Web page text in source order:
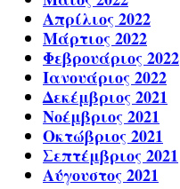
Απρίλιος 2022
Μάρτιος 2022
Φεβρουάριος 2022
Ιανουάριος 2022
Δεκέμβριος 2021
Νοέμβριος 2021
Οκτώβριος 2021
Σεπτέμβριος 2021
Αύγουστος 2021